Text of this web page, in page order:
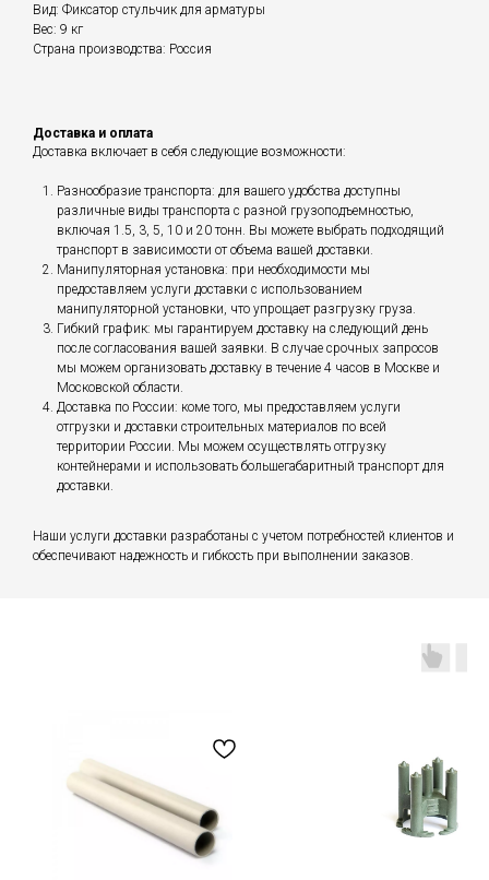
Вид: Фиксатор стульчик для арматуры
Вес: 9 кг
Страна производства: Россия
Доставка и оплата
Доставка включает в себя следующие возможности:
Разнообразие транспорта: для вашего удобства доступны
различные виды транспорта с разной грузоподъемностью,
включая 1.5, 3, 5, 10 и 20 тонн. Вы можете выбрать подходящий
транспорт в зависимости от объема вашей доставки.
Манипуляторная установка: при необходимости мы
предоставляем услуги доставки с использованием
манипуляторной установки, что упрощает разгрузку груза.
Гибкий график: мы гарантируем доставку на следующий день
после согласования вашей заявки. В случае срочных запросов
мы можем организовать доставку в течение 4 часов в Москве и
Московской области.
Доставка по России: коме того, мы предоставляем услуги
отгрузки и доставки строительных материалов по всей
территории России. Мы можем осуществлять отгрузку
контейнерами и использовать большегабаритный транспорт для
доставки.
Наши услуги доставки разработаны с учетом потребностей клиентов и
обеспечивают надежность и гибкость при выполнении заказов.